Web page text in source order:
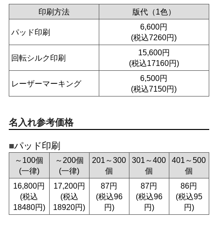
印刷方法 版代（1色）
パッド印刷
6,600円
(税込7260円)
回転シルク印刷
15,600円
(税込17160円)
レーザーマーキング
6,500円
(税込7150円)
名入れ参考価格
パッド印刷
～100個
(一律)
～200個
(一律)
201～300
個
301～400
個
401～500
個
16,800円
(税込
18480円)
17,200円
(税込
18920円)
87円
(税込96
円)
87円
(税込96
円)
86円
(税込95
円)